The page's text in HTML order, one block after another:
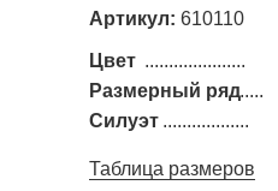
Артикул: 610110
Цвет
Размерный ряд
.....................
......
Силуэт ..................
Таблица размеров